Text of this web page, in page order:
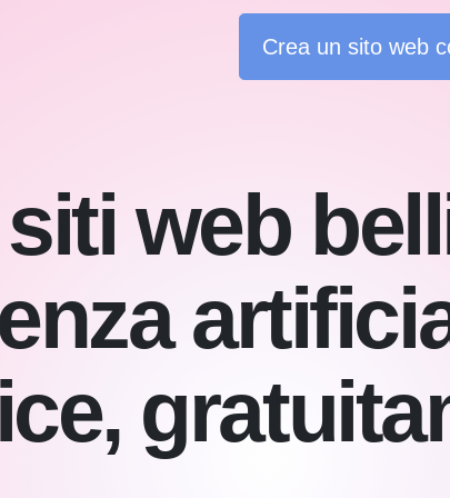
Crea un sito web
web